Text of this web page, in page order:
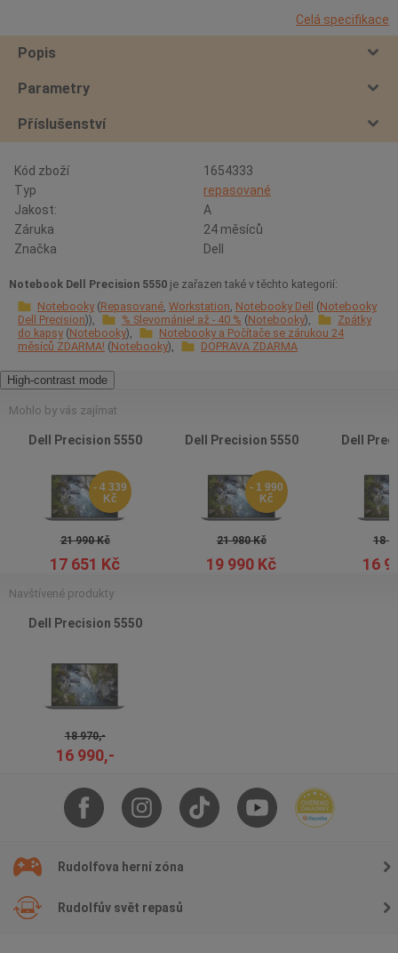
Celá specifikace
Popis
Parametry
Příslušenství
Kód zboží
1654333
Typ
repasované
Jakost:
A
Záruka
24 měsíců
Značka
Dell
Notebook Dell Precision 5550 je zařazen také v těchto kategorií:
Notebooky Repasované Workstation Notebooky Dell
Notebooky
Dell Precision
% Slevománie! až - 40 % Notebooky
Zpátky
do kapsy Notebooky
Notebooky a Počítače se zárukou 24
měsíců ZDARMA! Notebooky DOPRAVA ZDARMA
High-contrast mode
Mohlo by vás zajímat
Dell Precision 5550
- 4 339
Kč
21 990 Kč
17 651 Kč
Dell Precision 5550
- 1 990
Kč
21 980 Kč
19 990 Kč
Dell
18
16
Navštívené produkty
Dell Precision 5550
18 970,-
16 990,-
Rudolfova herní zóna
Rudolfův svět repasů